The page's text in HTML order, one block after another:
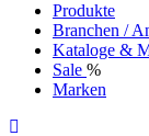
Produkte
Branchen /
Kataloge &
Sale %
Marken